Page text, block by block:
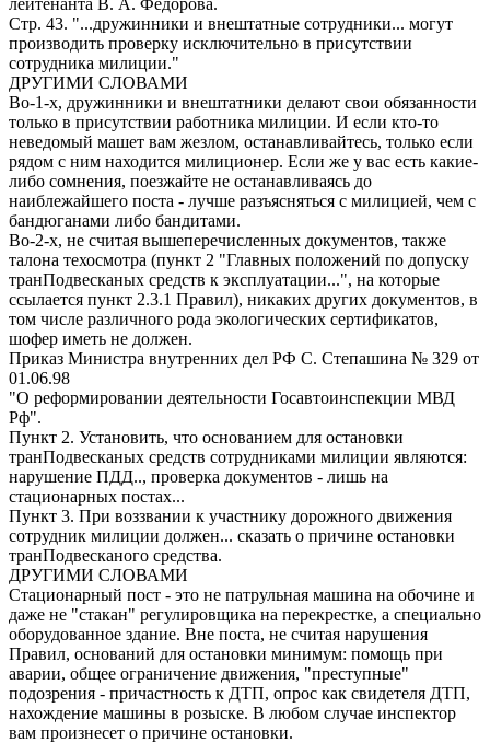
Стр. 43. "...дружинники и внештатные сотрудники... могут
производить проверку исключительно в присутствии
сотрудника милиции."
ДРУГИМИ СЛОВАМИ
Во-1-х, дружинники и внештатники делают свои обязанности
только в присутствии работника милиции. И если кто-то
неведомый машет вам жезлом, останавливайтесь, только если
рядом с ним находится милиционер. Если же у вас есть какие-
либо сомнения, поезжайте не останавливаясь до
наиблежайшего поста - лучше разъясняться с милицией, чем с
бандюганами либо бандитами.
Во-2-х, не считая вышеперечисленных документов, также
талона техосмотра (пункт 2 "Главных положений по допуску
транПодвесканых средств к эксплуатации...", на которые
ссылается пункт 2.3.1 Правил), никаких других документов, в
том числе различного рода экологических сертификатов,
шофер иметь не должен.
Приказ Министра внутренних дел РФ С. Степашина № 329 от
01.06.98
"О реформировании деятельности Госавтоинспекции МВД
Рф".
Пункт 2. Установить, что основанием для остановки
транПодвесканых средств сотрудниками милиции являются:
нарушение ПДД.., проверка документов - лишь на
стационарных постах...
Пункт 3. При воззвании к участнику дорожного движения
сотрудник милиции должен... сказать о причине остановки
транПодвесканого средства.
ДРУГИМИ СЛОВАМИ
Стационарный пост - это не патрульная машина на обочине и
даже не "стакан" регулировщика на перекрестке, а специально
оборудованное здание. Вне поста, не считая нарушения
Правил, оснований для остановки минимум: помощь при
аварии, общее ограничение движения, "преступные"
подозрения - причастность к ДТП, опрос как свидетеля ДТП,
нахождение машины в розыске. В любом случае инспектор
вам произнесет о причине остановки.